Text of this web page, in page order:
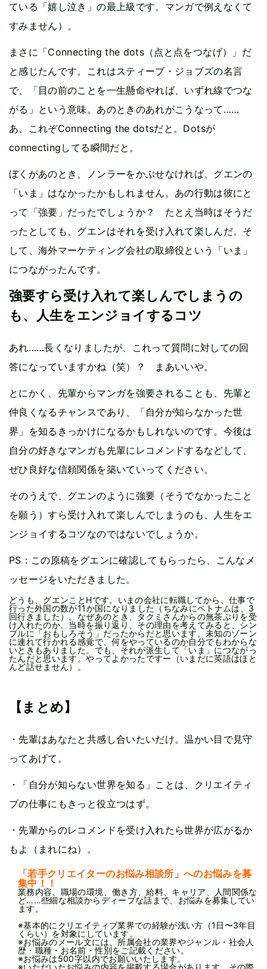
ている「嬉し泣き」の最上級です。マンガで例えなくて
すみません）。
まさに「Connecting the dots（点と点をつなげ）」だ
と感じたんです。これはスティーブ・ジョブズの名言
で、「目の前のことを一生懸命やれば、いずれ線でつな
がる」という意味。あのときのあれがこうなって……
あ、これぞConnecting the dotsだと。Dotsが
connectingしてる瞬間だと。
ぼくがあのとき、ノンラーをかぶせなければ、グエンの
「いま」はなかったかもしれません。あの行動は彼にと
って「強要」だったでしょうか？ たとえ当時はそうだ
ったとしても、グエンはそれを受け入れて楽しんだ。そ
して、海外マーケティング会社の取締役という「いま」
につながったんです。
強要すら受け入れて楽しんでしまうの
も、人生をエンジョイするコツ
あれ……長くなりましたが、これって質問に対しての回
答になっていますかね（笑）？ まあいいや。
とにかく、先輩からマンガを強要されることも、先輩と
仲良くなるチャンスであり、「自分が知らなかった世
界」を知るきっかけになるかもしれないのです。今後は
自分の好きなマンガも先輩にレコメンドするなどして、
ぜひ良好な信頼関係を築いていってください。
そのうえで、グエンのように強要（そうでなかったこと
を願う）すら受け入れて楽しんでしまうのも、人生をエ
ンジョイするコツなのではないでしょうか。
PS：この原稿をグエンに確認してもらったら、こんなメ
ッセージをいただきました。
どうも、グエンことHです。いまの会社に転職してから、仕事で
行った外国の数が11か国になりました（ちなみにベトナムは、3
回行きました）。なぜあのとき、タクミさんからの無茶ぶりを受
け入れたのか。当時を振り返り、その理由を考えてみると、シン
プルに「おもしろそう」だったからだと思います。未知のゾーン
に連れて行かれる感覚で、何をやっているのか自分でもわからな
いときもありました。でも、それが派生して「いま」につながっ
たんだと思います。やってよかったですー（いまだに英語はほと
んど話せません）。
【まとめ】
・先輩はあなたと共感し合いたいだけ。温かい目で見守
ってあげて。
・「自分が知らない世界を知る」ことは、クリエイティ
ブの仕事にもきっと役立つはず。
・先輩からのレコメンドを受け入れたら世界が広がるか
もよ（まれにね）。
「若手クリエイターのお悩み相談所」へのお悩みを募
集中！！
業務内容、職場の環境、働き方、給料、キャリア、人間関係な
ど……些細な相談からディープな話まで、お悩みを募集してい
ます。
※基本的にクリエイティブ業界での経験が浅い方（1日〜3年目
くらい）を対象にしています。
※お悩みのメール文には、所属会社の業界やジャンル・社会人
歴・職種・お名前・性別をご記載ください。
※お悩みは500字以内でお願いいたします。